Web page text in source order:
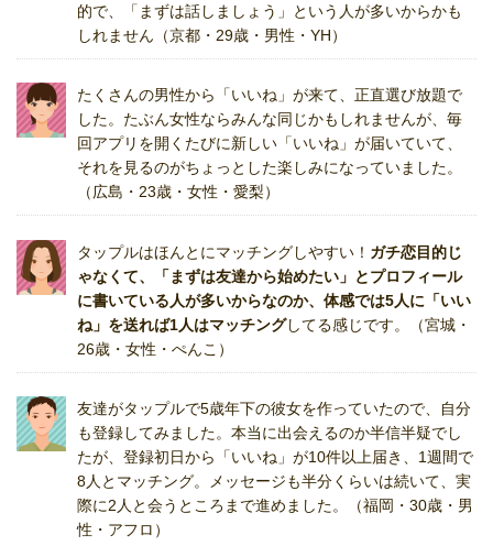
的で、「まずは話しましょう」という人が多いからかも
しれません（京都・29歳・男性・YH）
たくさんの男性から「いいね」が来て、正直選び放題で
した。たぶん女性ならみんな同じかもしれませんが、毎
回アプリを開くたびに新しい「いいね」が届いていて、
それを見るのがちょっとした楽しみになっていました。
（広島・23歳・女性・愛梨）
タップルはほんとにマッチングしやすい！ ガチ恋目的じ
ゃなくて、「まずは友達から始めたい」とプロフィール
に書いている人が多いからなのか、体感では5人に「いい
ね」を送れば1人はマッチングしてる感じです。（宮城・
26歳・女性・ぺんこ）
友達がタップルで5歳年下の彼女を作っていたので、自分
も登録してみました。本当に出会えるのか半信半疑でし
たが、登録初日から「いいね」が10件以上届き、1週間で
8人とマッチング。メッセージも半分くらいは続いて、実
際に2人と会うところまで進めました。（福岡・30歳・男
性・アフロ）